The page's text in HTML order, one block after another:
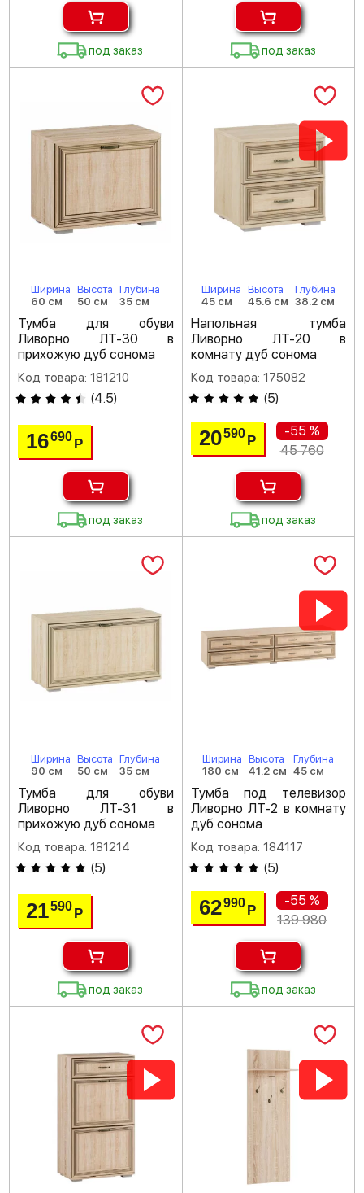
под заказ под заказ
Ширина
60 см
Высота
50 см
Глубина
35 см
Тумба для обуви
Ливорно ЛТ-30 в
прихожую дуб сонома
Код товара: 181210
(4.5)
16690Р
под заказ
Ширина
45 см
Высота
45.6 см
Глубина
38.2 см
Напольная тумба
Ливорно ЛТ-20 в
комнату дуб сонома
Код товара: 175082
(5)
20590 Р
-55 %
45 760
под заказ
Ширина
90 см
Высота
50 см
Глубина
35 см
Тумба для обуви
Ливорно ЛТ-31 в
прихожую дуб сонома
Код товара: 181214
(5)
21590Р
под заказ
Ширина
180 см
Высота
41.2 см
Глубина
45 см
Тумба под телевизор
Ливорно ЛТ-2 в комнату
дуб сонома
Код товара: 184117
(5)
62990 Р
-55 %
139 980
под заказ